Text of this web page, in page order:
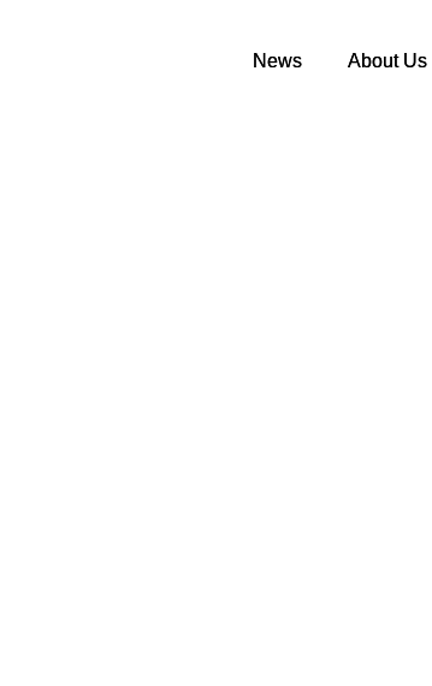
News About Us
News About Us